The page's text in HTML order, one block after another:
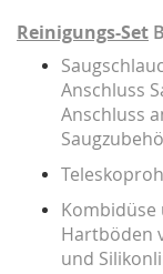
Reinigungs-Set
Anschluss
Anschluss
Kombidüse
Hartböden
und